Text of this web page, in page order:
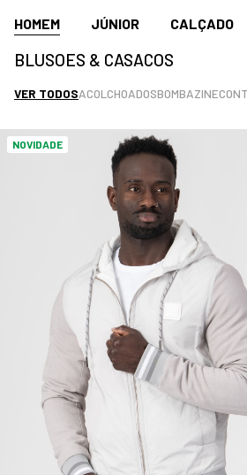
HOMEM JÚNIOR CALÇADO
BLUSOES & CASACOS
VER TODOSACOLCHOADOSBOMBAZINE
NOVIDADE